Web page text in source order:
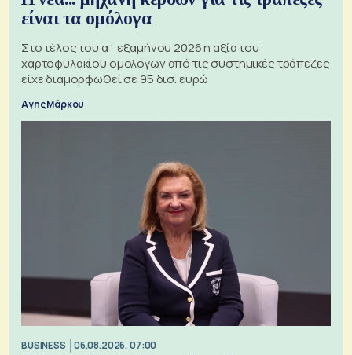
είναι τα ομόλογα
Στο τέλος του α΄ εξαμήνου 2026 η αξία του
χαρτοφυλακίου ομολόγων από τις συστημικές τράπεζες
είχε διαμορφωθεί σε 95 δισ. ευρώ
Αγης Μάρκου
BUSINESS 06.08.2026, 07:00